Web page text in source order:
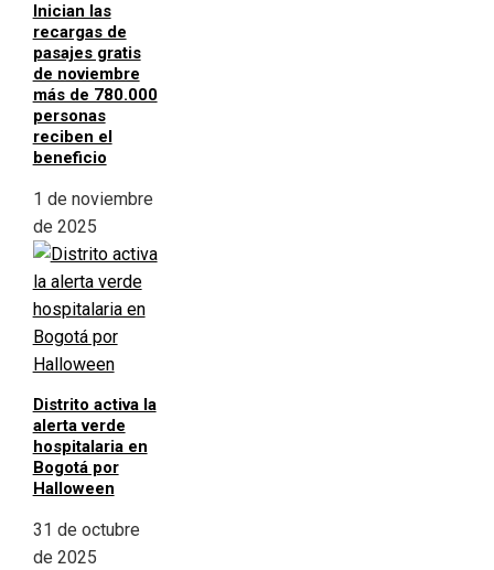
Inician las
recargas de
pasajes gratis
de noviembre
más de 780.000
personas
reciben el
beneficio
1 de noviembre
de 2025
Distrito activa la
alerta verde
hospitalaria en
Bogotá por
Halloween
31 de octubre
de 2025